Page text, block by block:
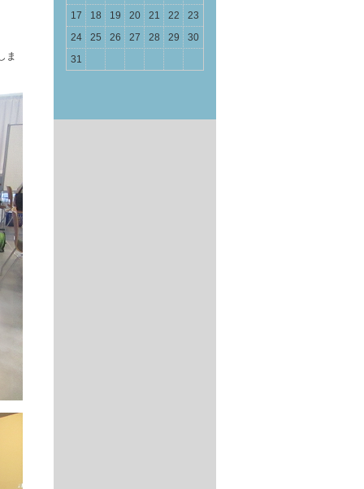
ま
17
18 19 20 21 22
23
24
25 26 27 28 29
30
31